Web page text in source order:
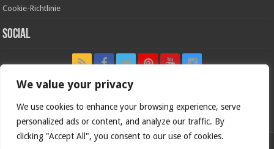
We value your privacy
We use cookies to enhance your browsing experience, serve
personalized ads or content, and analyze our traffic. By
clicking "Accept All", you consent to our use of cookies.
Cookie-Richtlinie
Social
In nómine Patris, et Fílii, et Spíritus Sancti. Amen.